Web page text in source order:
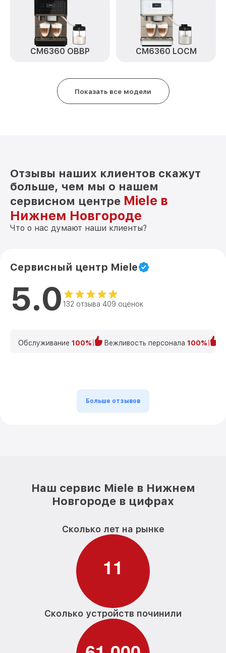
CM6360 OBBP CM6360 LOCM
Показать все модели
Отзывы наших клиентов скажут
больше, чем мы о нашем
сервисном центре Miele в
Нижнем Новгороде
Что о нас думают наши клиенты?
Сервисный центр Miele
5.0 132 отзыва 409 оценок
Обслуживание 100% Вежливость персонала 100%
Больше отзывов
Наш сервис Miele в Нижнем
Новгороде в цифрах
Сколько лет на рынке
11
Сколько устройств починили